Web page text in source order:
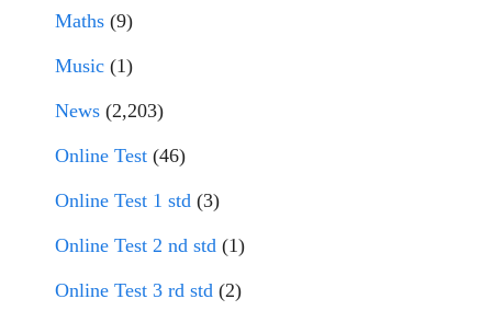
Maths (9)
Music (1)
News (2,203)
Online Test (46)
Online Test 1 std (3)
Online Test 2 nd std (1)
Online Test 3 rd std (2)